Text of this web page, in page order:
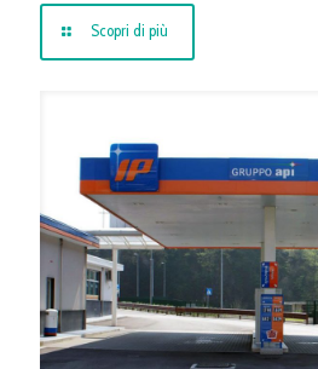
Scopri di più